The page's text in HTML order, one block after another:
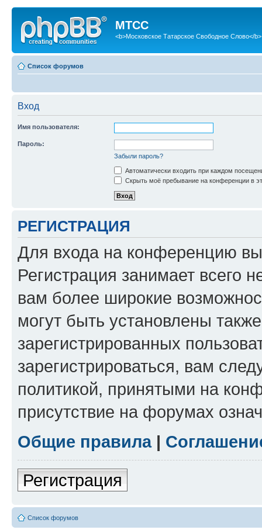
МТСС
<b>Московское Татарское Свободное Слово</b>
Список форумов
Вход
Имя пользователя:
Пароль:
Забыли пароль?
Автоматически входить при каждом
Скрыть моё пребывание на конференции в
РЕГИСТРАЦИЯ
Для входа на конференцию
Регистрация занимает всего
вам более широкие
могут быть установлены
зарегистрированных
зарегистрироваться, вам
политикой, принятыми на
присутствие на форумах
Общие правила|
Регистрация
Список форумов